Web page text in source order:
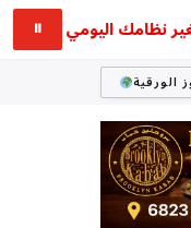
اليومي ⏸
الورقية